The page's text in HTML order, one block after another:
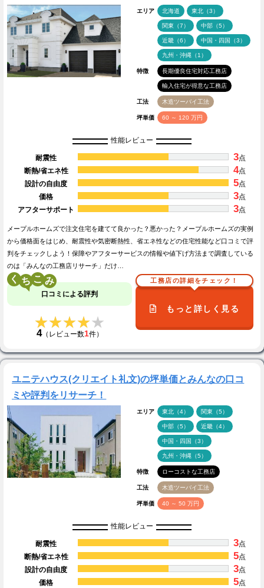
エリア 北海道 東北（3）
関東（7） 中部（5）
近畿（6） 中国・四国（3）
九州・沖縄（1）
特徴 長期優良住宅対応工務店
輸入住宅が得意な工務店
工法 木造ツーバイ工法
坪単価 60 ～ 120 万円
性能レビュー
耐震性 3点
断熱/省エネ性
4点
設計の自由度
5点
価格
3点
アフターサポート
3点
メープルホームズで注文住宅を建てて良かった？悪かった？メープルホームズの実例
から価格面をはじめ、耐震性や気密断熱性、省エネ性などの住宅性能など口コミで評
判をチェックしよう！保障やアフターサービスの情報や値下げ方法まで調査している
のは「みんなの工務店リサーチ」だけ…
く こ
口コミによる評判
★★★★★
★★★★★
4（レビュー数1件）
工務店の詳細をチェック！
もっと詳しく見る
ユニテハウス(クリエイト礼文)の坪単価とみんなの口コ
ミや評判をリサーチ！
エリア 東北（4） 関東（5）
中部（5） 近畿（4）
中国・四国（3）
九州・沖縄（5）
特徴 ローコストな工務店
工法 木造ツーバイ工法
坪単価 40 ～ 50 万円
性能レビュー
耐震性 3点
断熱/省エネ性
5点
設計の自由度
3点
価格
5点